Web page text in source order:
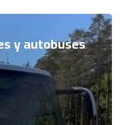
y autobuses